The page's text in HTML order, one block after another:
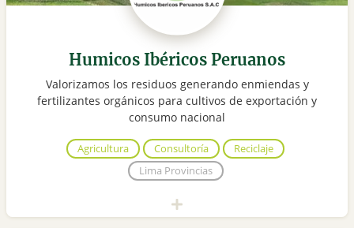
Humicos Ibéricos Peruanos
Valorizamos los residuos generando enmiendas y
fertilizantes orgánicos para cultivos de exportación y
consumo nacional
Agricultura Consultoría
Reciclaje
Lima Provincias